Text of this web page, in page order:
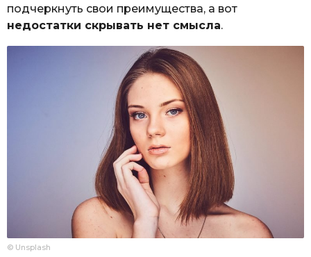
подчеркнуть свои преимущества, а вот
недостатки скрывать нет смысла.
© Unsplash